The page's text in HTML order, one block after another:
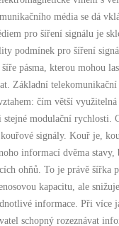
média se dá
pro šíření signálu je
podmínek pro šíření
pásma, kterou mohou
Základní
čím větší
modulační rychlosti.
signály. Kouř je,
informací dvěma stavy,
ohňů. To je právě šířka
kapacitu, ale
informace. Při více
schopný rozeznávat